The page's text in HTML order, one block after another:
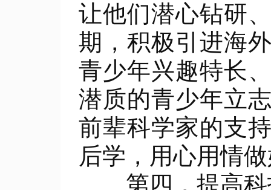
让他们潜心钻研
期，积极引进海
青少年兴趣特长
潜质的青少年立
前辈科学家的支
后学，用心用情
第四，提高科